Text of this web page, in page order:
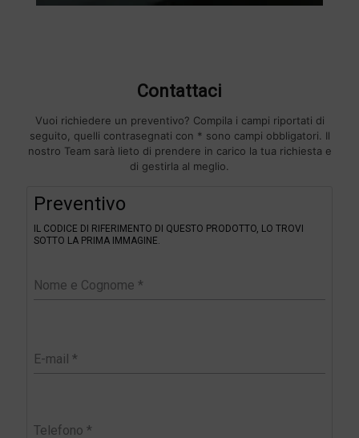
Contattaci
Vuoi richiedere un preventivo? Compila i campi riportati di
seguito, quelli contrasegnati con * sono campi obbligatori. Il
nostro Team sarà lieto di prendere in carico la tua richiesta e
di gestirla al meglio.
Preventivo
IL CODICE DI RIFERIMENTO DI QUESTO PRODOTTO, LO TROVI
SOTTO LA PRIMA IMMAGINE.